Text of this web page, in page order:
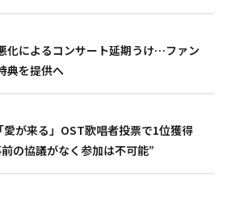
化によるコンサート延期うけ…ファン
典を提供へ
愛が来る」OST歌唱者投票で1位獲得
の協議がなく参加は不可能”